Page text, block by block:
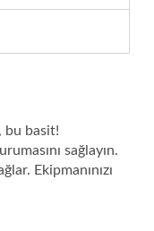
bu basit!
sağlayın.
Ekipmanınızı